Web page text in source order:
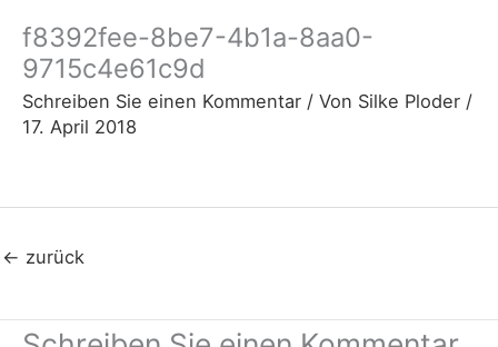
f8392fee-8be7-4b1a-8aa0-
9715c4e61c9d
Schreiben Sie einen Kommentar / Von Silke Ploder /
17. April 2018
← zurück